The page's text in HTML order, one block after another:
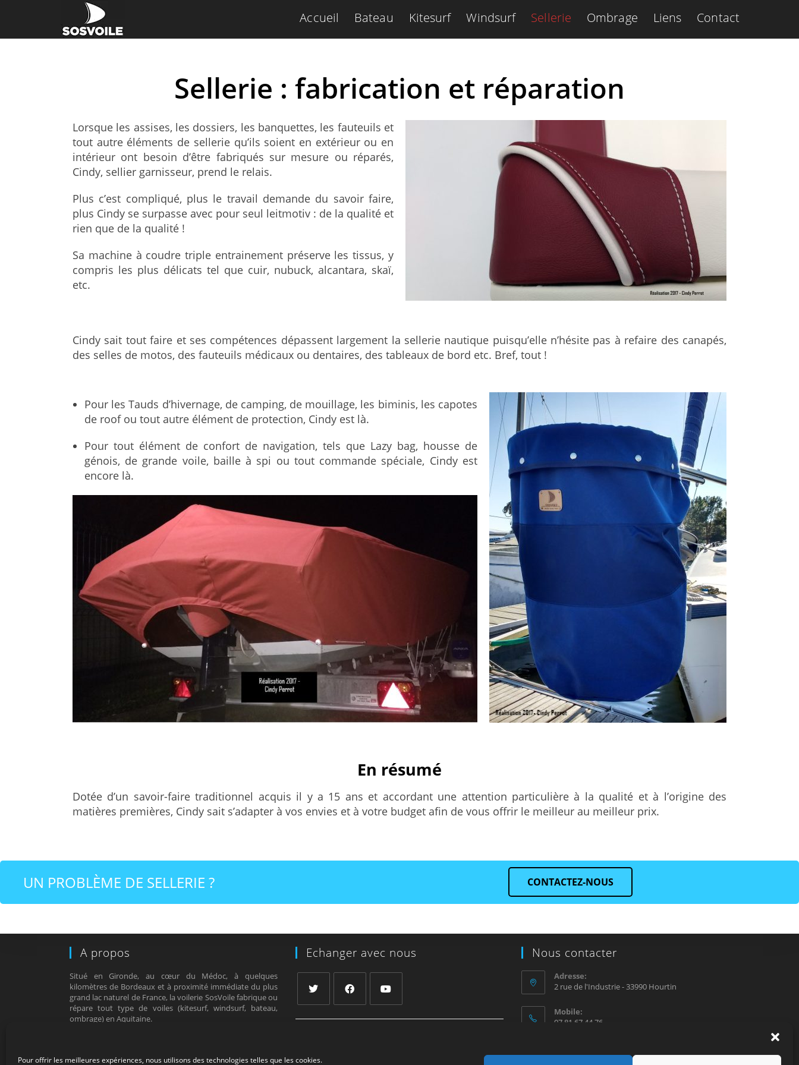
Pour offrir les meilleures expériences, nous utilisons des technologies telles que les cookies.
Accueil Bateau Kitesurf Windsurf Sellerie Ombrage Liens Contact
Sellerie : fabrication et réparation
Lorsque les assises, les dossiers, les banquettes, les fauteuils et
tout autre éléments de sellerie qu’ils soient en extérieur ou en
intérieur ont besoin d’être fabriqués sur mesure ou réparés,
Cindy, sellier garnisseur, prend le relais.
Plus c’est compliqué, plus le travail demande du savoir faire,
plus Cindy se surpasse avec pour seul leitmotiv : de la qualité et
rien que de la qualité !
Sa machine à coudre triple entrainement préserve les tissus, y
compris les plus délicats tel que cuir, nubuck, alcantara, skaï,
etc.
Cindy sait tout faire et ses compétences dépassent largement la sellerie nautique puisqu’elle n’hésite pas à refaire des canapés,
des selles de motos, des fauteuils médicaux ou dentaires, des tableaux de bord etc. Bref, tout !
Pour les Tauds d’hivernage, de camping, de mouillage, les biminis, les capotes
de roof ou tout autre élément de protection, Cindy est là.
Pour tout élément de confort de navigation, tels que Lazy bag, housse de
génois, de grande voile, baille à spi ou tout commande spéciale, Cindy est
encore là.
En résumé
Dotée d’un savoir-faire traditionnel acquis il y a 15 ans et accordant une attention particulière à la qualité et à l’origine des
matières premières, Cindy sait s’adapter à vos envies et à votre budget afin de vous offrir le meilleur au meilleur prix.
UN PROBLÈME DE SELLERIE ? CONTACTEZ-NOUS
A propos
Situé en Gironde, au cœur du Médoc, à quelques
kilomètres de Bordeaux et à proximité immédiate du plus
grand lac naturel de France, la voilerie SosVoile fabrique ou
répare tout type de voiles (kitesurf, windsurf, bateau,
ombrage) en Aquitaine.
Echanger avec nous Nous contacter
Adresse:
2 rue de l'Industrie - 33990 Hourtin
Mobile:
07 81 67 44 76
contact@sosvoile.com